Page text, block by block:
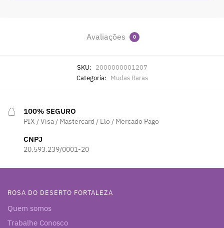
Avaliações 0
SKU: 2000000001207
Categoria: Mudas Raras
100% SEGURO
PIX / Visa / Mastercard / Elo / Mercado Pago
CNPJ
20.593.239/0001-20
ROSA DO DESERTO FORTALEZA
Quem somos
Trabalhe Conosco